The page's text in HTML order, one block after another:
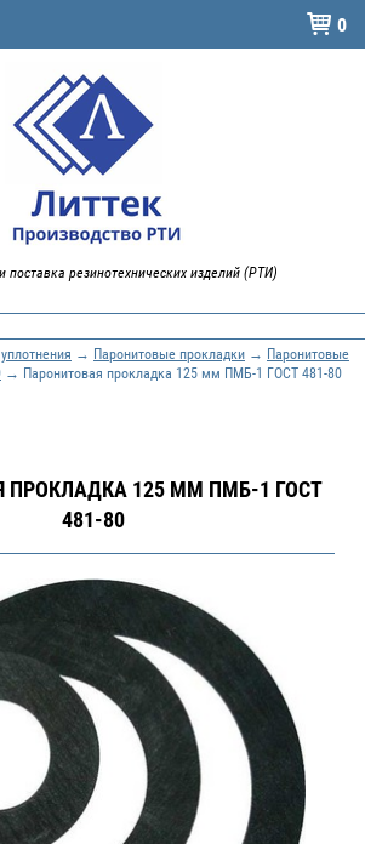
 0
поставка резинотехнических изделий (РТИ)
→ Паронитовые прокладки → Паронитовые
→ Паронитовая прокладка 125 мм ПМБ-1 ГОСТ 481-80
ПРОКЛАДКА 125 ММ ПМБ-1 ГОСТ
481-80